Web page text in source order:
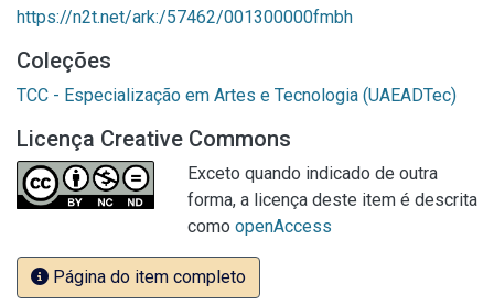
https://n2t.net/ark:/57462/001300000fmbh
Coleções
TCC - Especialização em Artes e Tecnologia (UAEADTec)
Licença Creative Commons
Exceto quando indicado de outra
forma, a licença deste item é descrita
como openAccess
Página do item completo